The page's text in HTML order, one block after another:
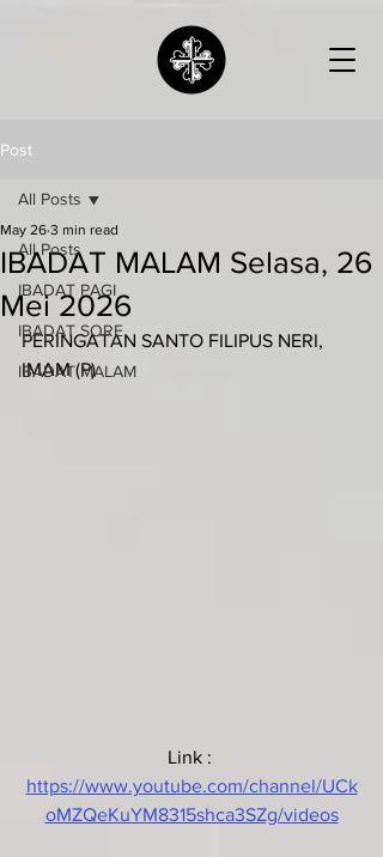
Post
All Posts
IBADAT PAGI
IBADAT SORE
IBADAT MALAM
All Posts
IBADAT MALAM Selasa, 26
Mei 2026
May 26 3 min read
PERINGATAN SANTO FILIPUS NERI,
IMAM (P)
Link :
https://www.youtube.com/channel/UCk
oMZQeKuYM8315shca3SZg/videos